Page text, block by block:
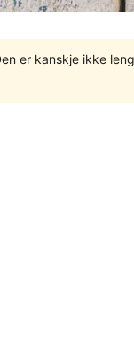
er kanskje ikke